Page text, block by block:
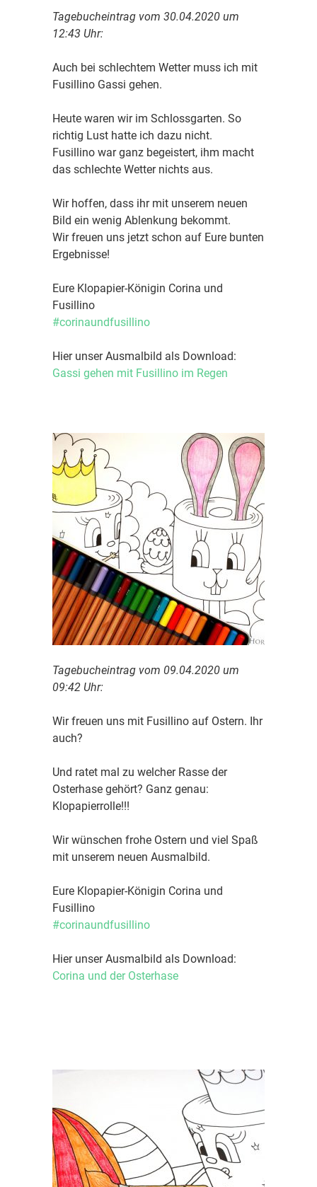
Tagebucheintrag vom 30.04.2020 um
12:43 Uhr:
Auch bei schlechtem Wetter muss ich mit
Fusillino Gassi gehen.
Heute waren wir im Schlossgarten. So
richtig Lust hatte ich dazu nicht.
Fusillino war ganz begeistert, ihm macht
das schlechte Wetter nichts aus.
Wir hoffen, dass ihr mit unserem neuen
Bild ein wenig Ablenkung bekommt.
Wir freuen uns jetzt schon auf Eure bunten
Ergebnisse!
Eure Klopapier-Königin Corina und
Fusillino
#corinaundfusillino
Hier unser Ausmalbild als Download:
Gassi gehen mit Fusillino im Regen
Tagebucheintrag vom 09.04.2020 um
09:42 Uhr:
Wir freuen uns mit Fusillino auf Ostern. Ihr
auch?
Und ratet mal zu welcher Rasse der
Osterhase gehört? Ganz genau:
Klopapierrolle!!!
Wir wünschen frohe Ostern und viel Spaß
mit unserem neuen Ausmalbild.
Eure Klopapier-Königin Corina und
Fusillino
#corinaundfusillino
Hier unser Ausmalbild als Download:
Corina und der Osterhase